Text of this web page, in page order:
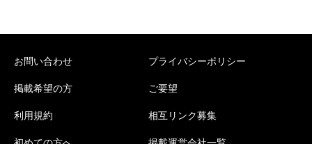
お問い合わせ プライバシーポリシー
掲載希望の方 ご要望
利用規約 相互リンク募集